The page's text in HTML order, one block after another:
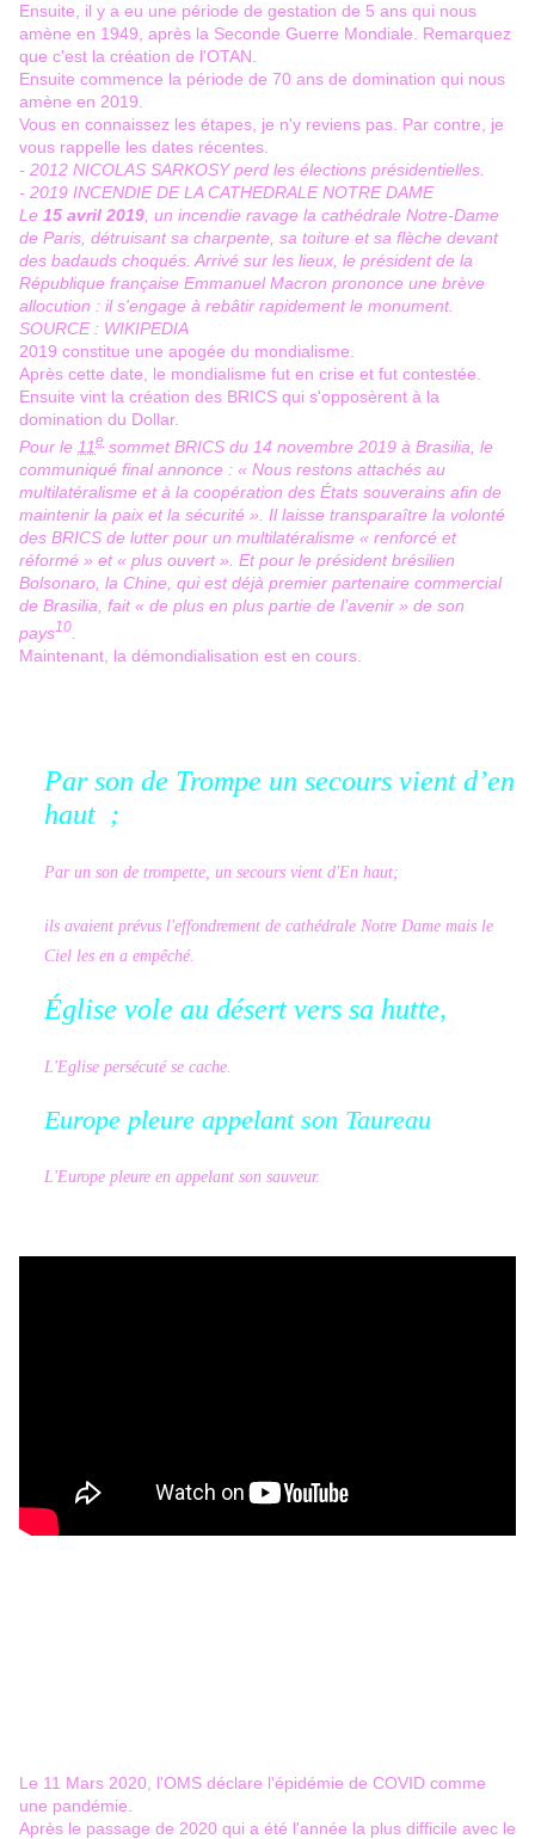
Ensuite, il y a eu une période de gestation de 5 ans qui nous
amène en 1949, après la Seconde Guerre Mondiale. Remarquez
que c'est la création de l'OTAN.
Ensuite commence la période de 70 ans de domination qui nous
amène en 2019.
Vous en connaissez les étapes, je n'y reviens pas. Par contre, je
vous rappelle les dates récentes.
- 2012 NICOLAS SARKOSY perd les élections présidentielles.
- 2019 INCENDIE DE LA CATHEDRALE NOTRE DAME
Le 15 avril 2019, un incendie ravage la cathédrale Notre-Dame
de Paris, détruisant sa charpente, sa toiture et sa flèche devant
des badauds choqués. Arrivé sur les lieux, le président de la
République française Emmanuel Macron prononce une brève
allocution : il s'engage à rebâtir rapidement le monument.
SOURCE : WIKIPEDIA
2019 constitue une apogée du mondialisme.
Après cette date, le mondialisme fut en crise et fut contestée.
Ensuite vint la création des BRICS qui s'opposèrent à la
domination du Dollar.
Pour le 11e sommet BRICS du 14 novembre 2019 à Brasilia, le
communiqué final annonce : « Nous restons attachés au
multilatéralisme et à la coopération des États souverains afin de
maintenir la paix et la sécurité » . Il laisse transparaître la volonté
des BRICS de lutter pour un multilatéralisme « renforcé et
réformé » et« plus ouvert » . Et pour le président brésilien
Bolsonaro, la Chine, qui est déjà premier partenaire commercial
de Brasilia, fait« de plus en plus partie de l’avenir » de son
pays10
Maintenant, la démondialisation est en cours.
Par son de Trompe un secours vient d’en
haut ;
Par un son de trompette, un secours vient d'En haut;
ils avaient prévus l'effondrement de cathédrale Notre Dame mais le
Ciel les en a empêché.
Église vole au désert vers sa hutte,
L'Eglise persécuté se cache.
Europe pleure appelant son Taureau
L'Europe pleure en appelant son sauveur.
Le 11 Mars 2020, l'OMS déclare l'épidémie de COVID comme
une pandémie.
Après le passage de 2020 qui a été l'année la plus difficile avec le